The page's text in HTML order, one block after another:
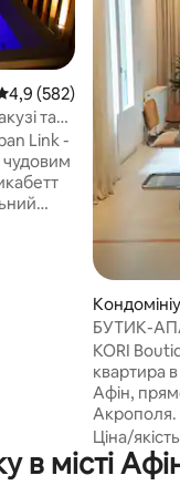
оцінка: 4,9 з
4,9 (582)
та
Link -
чудовим
БУТИК-
KORI
квартира
Афін,
поверсі
повністю
Ціна/якість
в місті